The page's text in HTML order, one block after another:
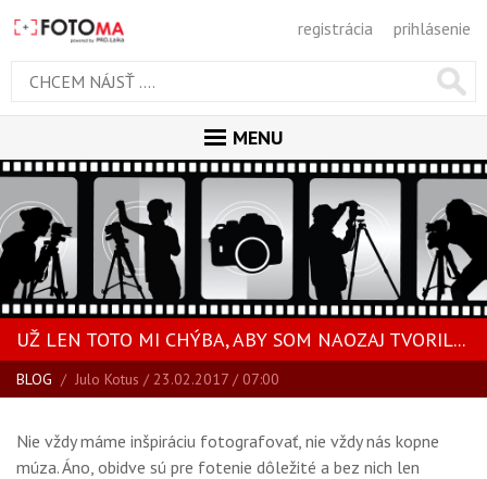
registrácia prihlásenie
MENU
ÚVOD
MAGAZÍN
VŠETKY ČLÁNKY
RECENZIE
NOVINKY
BLOG
ŠKOLA FOTOGRAFIE
UŽ LEN TOTO MI CHÝBA, ABY SOM NAOZAJ TVORIL...
BLOG / Julo Kotus / 23.02.2017 / 07:00
Nie vždy máme inšpiráciu fotografovať, nie vždy nás kopne
múza. Áno, obidve sú pre fotenie dôležité a bez nich len